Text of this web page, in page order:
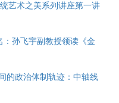
艺术之美系列讲座第一讲
孙飞宇副教授领读《金
的政治体制轨迹：中轴线